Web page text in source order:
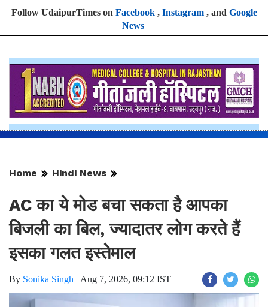
Follow UdaipurTimes on Facebook, Instagram, and Google
News
Home Hindi News
AC का ये मोड बचा सकता है आपका
बिजली का बिल, ज्यादातर लोग करते हैं
इसका गलत इस्तेमाल
By Sonika Singh | Aug 7, 2026, 09:12 IST